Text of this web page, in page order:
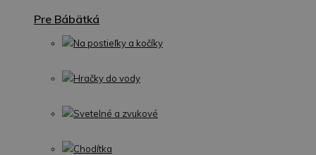
Pre Bábätká
Na postieľky a kočíky
Hračky do vody
Svetelné a zvukové
Chodítka